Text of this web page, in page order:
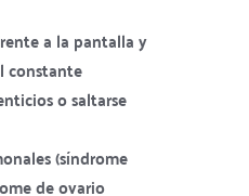
a la pantalla y
constante
o saltarse
(síndrome
de ovario